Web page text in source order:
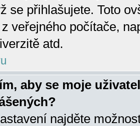
se přihlašujete. Toto
veřejného počítače,
atd.
aby se moje
najděte